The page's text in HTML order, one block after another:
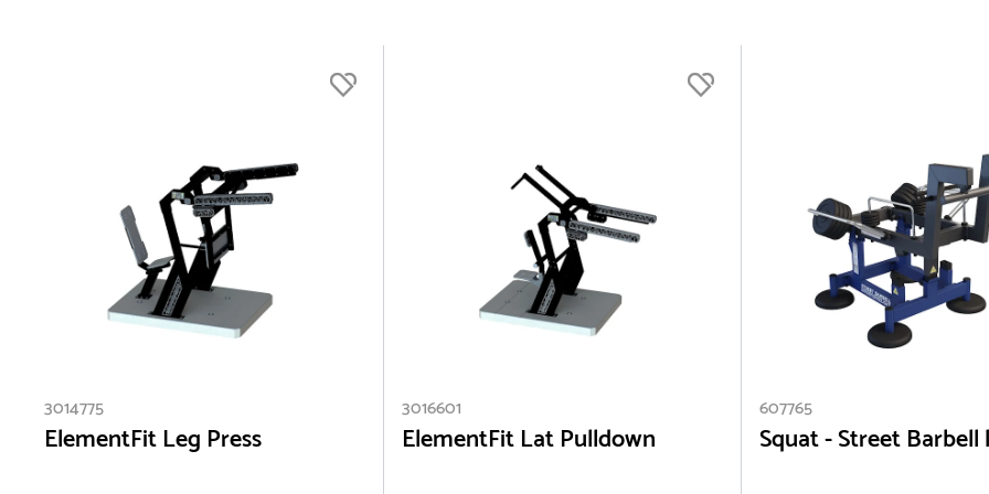
3014775
ElementFit Leg Press
3016601
ElementFit Lat Pulldown
607765
Squat - Street